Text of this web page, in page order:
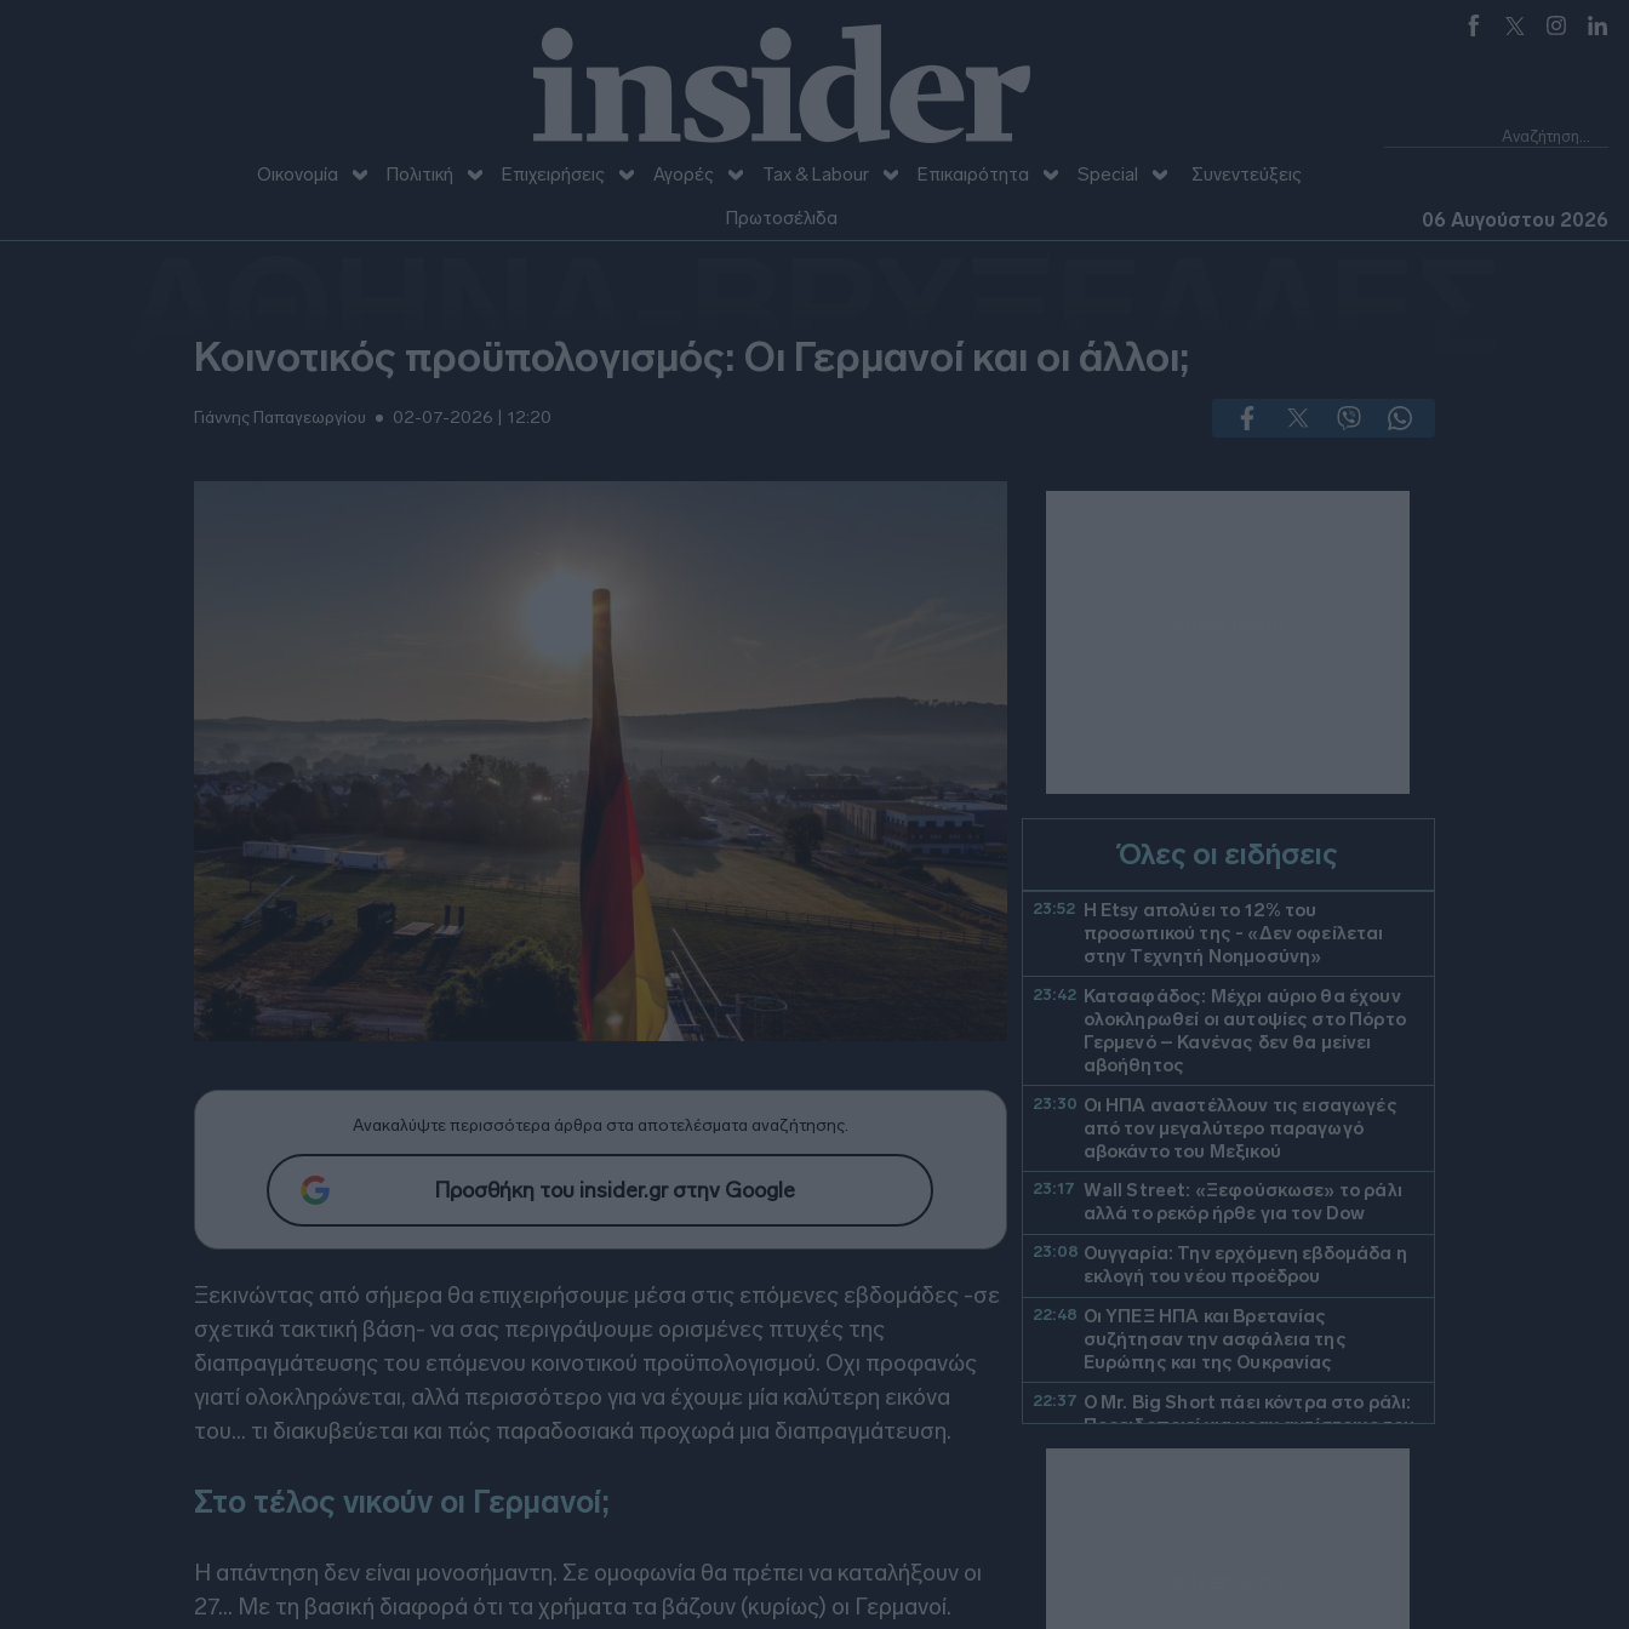
Οικονομία Πολιτική Επιχειρήσεις Αγορές Tax & Labour Επικαιρότητα Special
Συνεντεύξεις
Πρωτοσέλιδα
06 Αυγούστου 2026
ΑΘΗΝΑ-ΒΡΥΞΕΛΛΕΣ
Κοινοτικός προϋπολογισμός: Οι Γερμανοί και οι άλλοι;
Γιάννης Παπαγεωργίου 02-07-2026 | 12:20
Ανακαλύψτε περισσότερα άρθρα στα αποτελέσματα αναζήτησης.
Προσθήκη του insider.gr στην Google
Ξεκινώντας από σήμερα θα επιχειρήσουμε μέσα στις επόμενες εβδομάδες -σε
σχετικά τακτική βάση- να σας περιγράψουμε ορισμένες πτυχές της
διαπραγμάτευσης του επόμενου κοινοτικού προϋπολογισμού. Oχι προφανώς
γιατί ολοκληρώνεται, αλλά περισσότερο για να έχουμε μία καλύτερη εικόνα
του… τι διακυβεύεται και πώς παραδοσιακά προχωρά μια διαπραγμάτευση.
Στο τέλος νικούν οι Γερμανοί;
Η απάντηση δεν είναι μονοσήμαντη. Σε ομοφωνία θα πρέπει να καταλήξουν οι
27... Με τη βασική διαφορά ότι τα χρήματα τα βάζουν (κυρίως) οι Γερμανοί.
Όλες οι ειδήσεις
23:52 Η Etsy απολύει το 12% του
προσωπικού της - «Δεν οφείλεται
στην Τεχνητή Νοημοσύνη»
23:42 Κατσαφάδος: Μέχρι αύριο θα έχουν
ολοκληρωθεί οι αυτοψίες στο Πόρτο
Γερμενό – Κανένας δεν θα μείνει
αβοήθητος
23:30 Οι ΗΠΑ αναστέλλουν τις εισαγωγές
από τον μεγαλύτερο παραγωγό
αβοκάντο του Μεξικού
23:17 Wall Street: «Ξεφούσκωσε» το ράλι
αλλά το ρεκόρ ήρθε για τον Dow
23:08 Ουγγαρία: Την ερχόμενη εβδομάδα η
εκλογή του νέου προέδρου
22:48 Οι ΥΠΕΞ ΗΠΑ και Βρετανίας
συζήτησαν την ασφάλεια της
Ευρώπης και της Ουκρανίας
22:37 O Mr. Big Short πάει κόντρα στο ράλι:
Προειδοποιεί για κραχ αντίστοιχο του
1987